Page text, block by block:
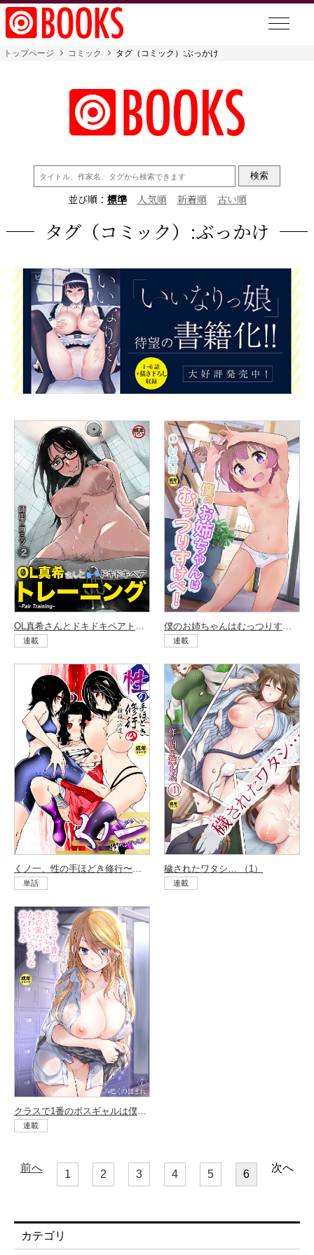
トップページ コミック タグ（コミック）:ぶっかけ
検
索:
並び順： 標準 人気順 新着順 古い順
タグ（コミック）:ぶっかけ
連載 連載
単話
穢されたワタシ… （1）
連載
連載
前へ
1 2 3 4 5 6
次へ
カテゴリ